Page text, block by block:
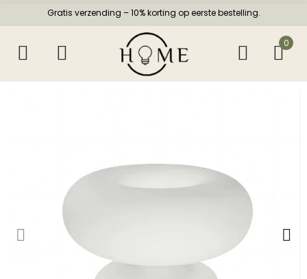
Gratis verzending – 10% korting op eerste bestelling.
0